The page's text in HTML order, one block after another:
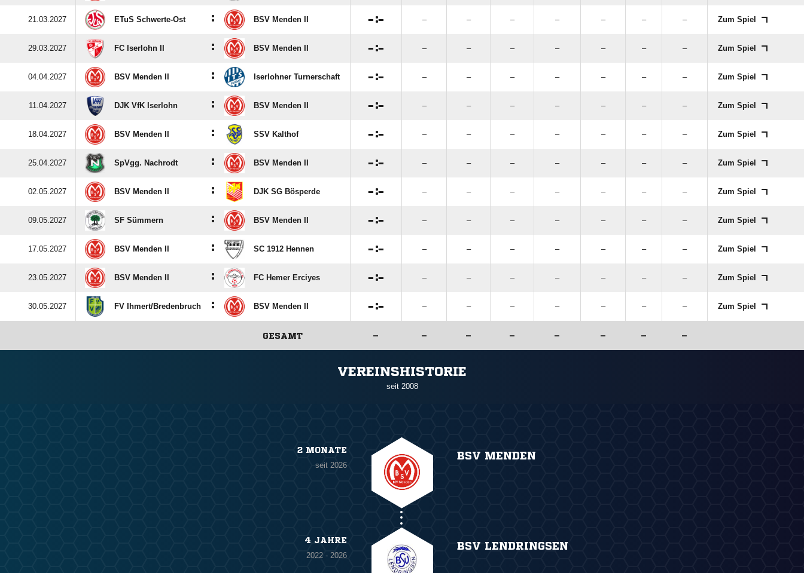
21.03.2027 ETuS Schwerte-Ost : BSV Menden II : – – – – – – – Zum Spiel
29.03.2027 FC Iserlohn II : BSV Menden II : – – – – – – – Zum Spiel
04.04.2027 BSV Menden II : Iserlohner Turnerschaft : – – – – – – – Zum Spiel
11.04.2027 DJK VfK Iserlohn : BSV Menden II : – – – – – – – Zum Spiel
18.04.2027 BSV Menden II : SSV Kalthof : – – – – – – – Zum Spiel
25.04.2027 SpVgg. Nachrodt : BSV Menden II : – – – – – – – Zum Spiel
02.05.2027 BSV Menden II : DJK SG Bösperde : – – – – – – – Zum Spiel
09.05.2027 SF Sümmern : BSV Menden II : – – – – – – – Zum Spiel
17.05.2027 BSV Menden II : SC 1912 Hennen : – – – – – – – Zum Spiel
23.05.2027 BSV Menden II : FC Hemer Erciyes : – – – – – – – Zum Spiel
30.05.2027 FV Ihmert/​Bredenbruch : BSV Menden II : – – – – – – – Zum Spiel
GESAMT – – – – – – – –
VEREINSHISTORIE
seit 2008
2 MONATE
seit 2026
BSV MENDEN
4 JAHRE
2022 - 2026
BSV LENDRINGSEN